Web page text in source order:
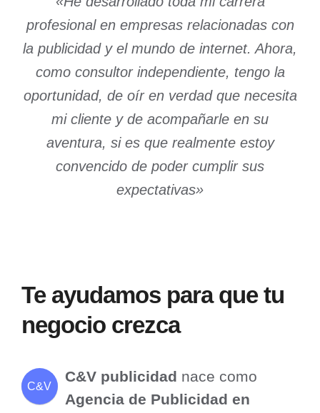
profesional en empresas relacionadas con
la publicidad y el mundo de internet. Ahora,
como consultor independiente, tengo la
oportunidad, de oír en verdad que necesita
mi cliente y de acompañarle en su
aventura, si es que realmente estoy
convencido de poder cumplir sus
expectativas»
Te ayudamos para que tu
negocio crezca
C&V
C&V publicidad nace como
Agencia de Publicidad en